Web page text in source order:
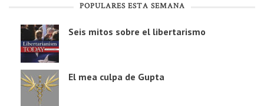
POPULARES ESTA SEMANA
Seis mitos sobre el libertarismo
El mea culpa de Gupta